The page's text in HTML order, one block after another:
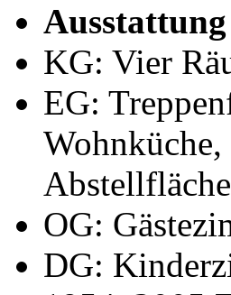
Ausstattung
KG: Vier
EG:
OG:
DG: